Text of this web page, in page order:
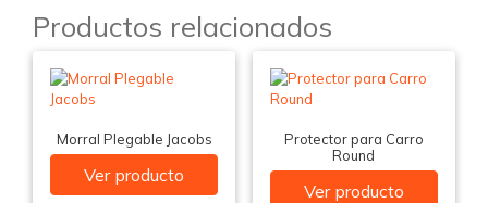
Productos relacionados
Morral Plegable Jacobs
Ver producto
Protector para Carro
Round
Ver producto